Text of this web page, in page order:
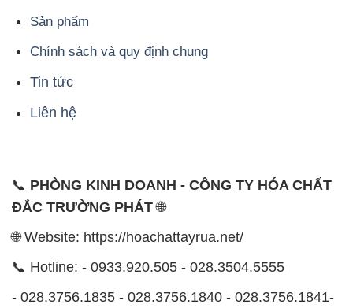
Sản phẩm
Chính sách và quy định chung
Tin tức
Liên hệ
📞 PHÒNG KINH DOANH - CÔNG TY HÓA CHẤT
ĐẮC TRƯỜNG PHÁT🌐
🌐 Website: https://hoachattayrua.net/
📞 Hotline: - 0933.920.505 - 028.3504.5555
- 028.3756.1835 - 028.3756.1840 - 028.3756.1841-